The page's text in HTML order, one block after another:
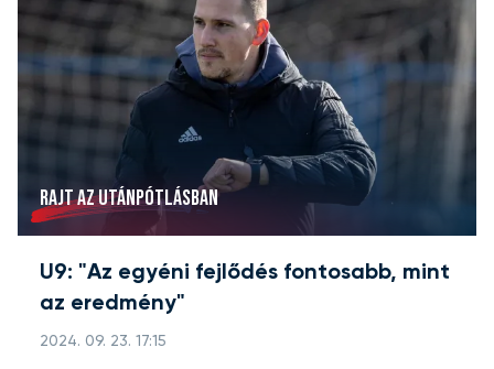
RAJT AZ UTÁNPÓTLÁSBAN
U9: "Az egyéni fejlődés fontosabb, mint
az eredmény"
2024. 09. 23. 17:15